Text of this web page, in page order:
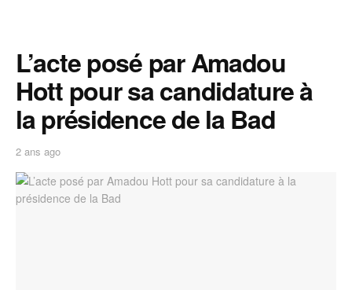
L’acte posé par Amadou
Hott pour sa candidature à
la présidence de la Bad
2 ans ago